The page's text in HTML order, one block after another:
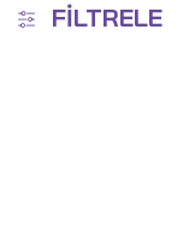
FILTRELE